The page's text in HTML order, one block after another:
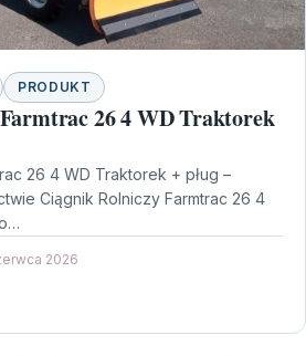
PRODUKT
26 4 WD Traktorek
26 4 WD Traktorek + pług –
Ciągnik Rolniczy Farmtrac 26 4
2026